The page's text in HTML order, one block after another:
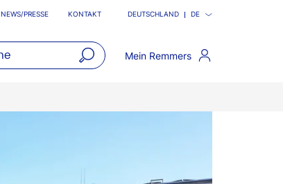
NEWS/PRESSE KONTAKT DEUTSCHLAND DE
Mein Remmers